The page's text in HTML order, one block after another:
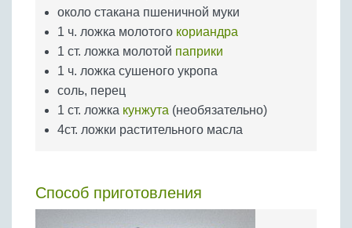
около стакана пшеничной муки
1 ч. ложка молотого кориандра
1 ст. ложка молотой паприки
1 ч. ложка сушеного укропа
соль, перец
1 ст. ложка кунжута (необязательно)
4ст. ложки растительного масла
Способ приготовления